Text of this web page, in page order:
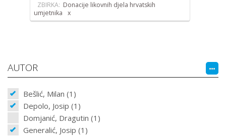
ZBIRKA: Donacije likovnih djela hrvatskih
umjetnika
AUTOR
Bešlić, Milan (1)
Depolo, Josip (1)
Domjanić, Dragutin (1)
Generalić, Josip (1)